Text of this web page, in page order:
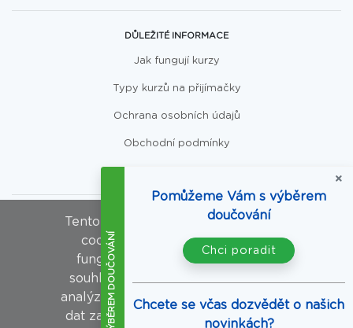
DŮLEŽITÉ INFORMACE
Jak fungují kurzy
Typy kurzů na přijímačky
Ochrana osobních údajů
Obchodní podmínky
SOCIÁLNÍ SÍTĚ
Facebook
Instagram
Pomůžeme Vám s výběrem
doučování
Chci poradit
Chcete se včas dozvědět o našich
novinkách?
Tento web společnosti Scio využívá
cookies nezbytné pro správné
fungování stránek. Dále s Vaším
souhlasem používá také cookies k
analýze návštěvnosti stránek a sběru
dat za účelem cílení reklamy.
Bližší